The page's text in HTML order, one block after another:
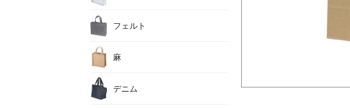
フェルト
麻
デニム